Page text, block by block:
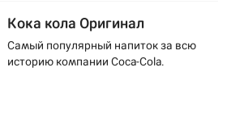
Кока кола Оригинал
Самый популярный напиток за всю
историю компании Coca-Cola.